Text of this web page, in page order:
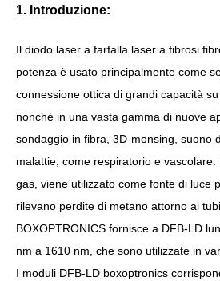
1. Introduzione:
Il diodo laser a farfalla laser a fibrosi
potenza è usato principalmente come
connessione ottica di grandi capacità
nonché in una vasta gamma di nuove
sondaggio in fibra, 3D-monsing, suono
malattie, come respiratorio e
gas, viene utilizzato come fonte di luce
rilevano perdite di metano attorno ai
BOXOPTRONICS fornisce a DFB-LD
nm a 1610 nm, che sono utilizzate in
I moduli DFB-LD boxoptronics